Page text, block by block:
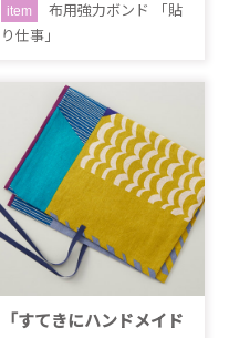
item
布用強力ボンド 「貼
り仕事」
「すてきにハンドメイド